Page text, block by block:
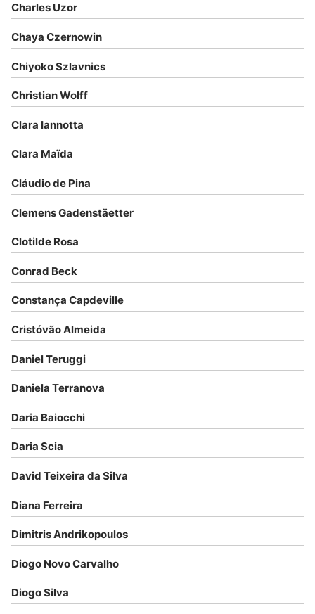
Charles Uzor
Chaya Czernowin
Chiyoko Szlavnics
Christian Wolff
Clara Iannotta
Clara Maïda
Cláudio de Pina
Clemens Gadenstäetter
Clotilde Rosa
Conrad Beck
Constança Capdeville
Cristóvão Almeida
Daniel Teruggi
Daniela Terranova
Daria Baiocchi
Daria Scia
David Teixeira da Silva
Diana Ferreira
Dimitris Andrikopoulos
Diogo Novo Carvalho
Diogo Silva